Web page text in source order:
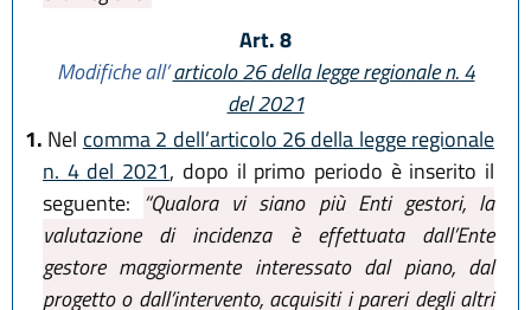
Art. 8
Modifiche all’articolo 26 della legge regionale n. 4
del 2021
1. Nel comma 2 dell’articolo 26 della legge regionale
n. 4 del 2021, dopo il primo periodo è inserito il
seguente: “Qualora vi siano più Enti gestori, la
valutazione di incidenza è effettuata dall’Ente
gestore maggiormente interessato dal piano, dal
progetto o dall’intervento, acquisiti i pareri degli altri